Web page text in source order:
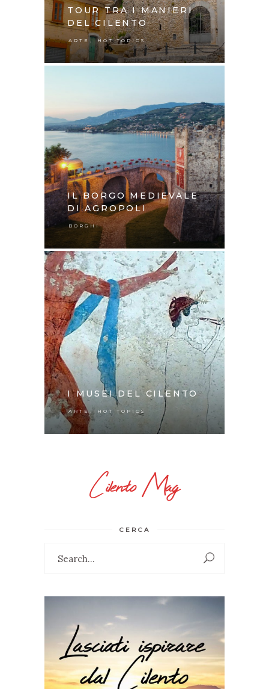
TOUR TRA I MANIERI
DEL CILENTO
ARTE , HOT TOPICS
IL BORGO MEDIEVALE
DI AGROPOLI
BORGHI
I MUSEI DEL CILENTO
ARTE , HOT TOPICS
Cilento Mag
CERCA